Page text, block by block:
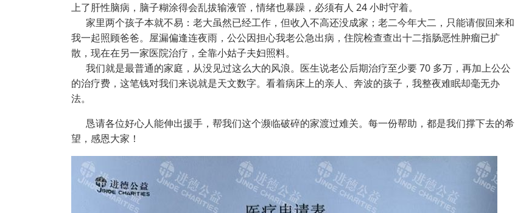
上了肝性脑病，脑子糊涂得会乱拔输液管，情绪也暴躁，必须有人 24 小时守着。
家里两个孩子本就不易：老大虽然已经工作，但收入不高还没成家；老二今年大二，只能请假回来和
我一起照顾爸爸。屋漏偏逢连夜雨，公公因担心我老公急出病，住院检查查出十二指肠恶性肿瘤已扩
散，现在在另一家医院治疗，全靠小姑子夫妇照料。
我们就是最普通的家庭，从没见过这么大的风浪。医生说老公后期治疗至少要 70 多万，再加上公公
的治疗费，这笔钱对我们来说就是天文数字。看着病床上的亲人、奔波的孩子，我整夜难眠却毫无办
法。
恳请各位好心人能伸出援手，帮我们这个濒临破碎的家渡过难关。每一份帮助，都是我们撑下去的希
望，感恩大家！